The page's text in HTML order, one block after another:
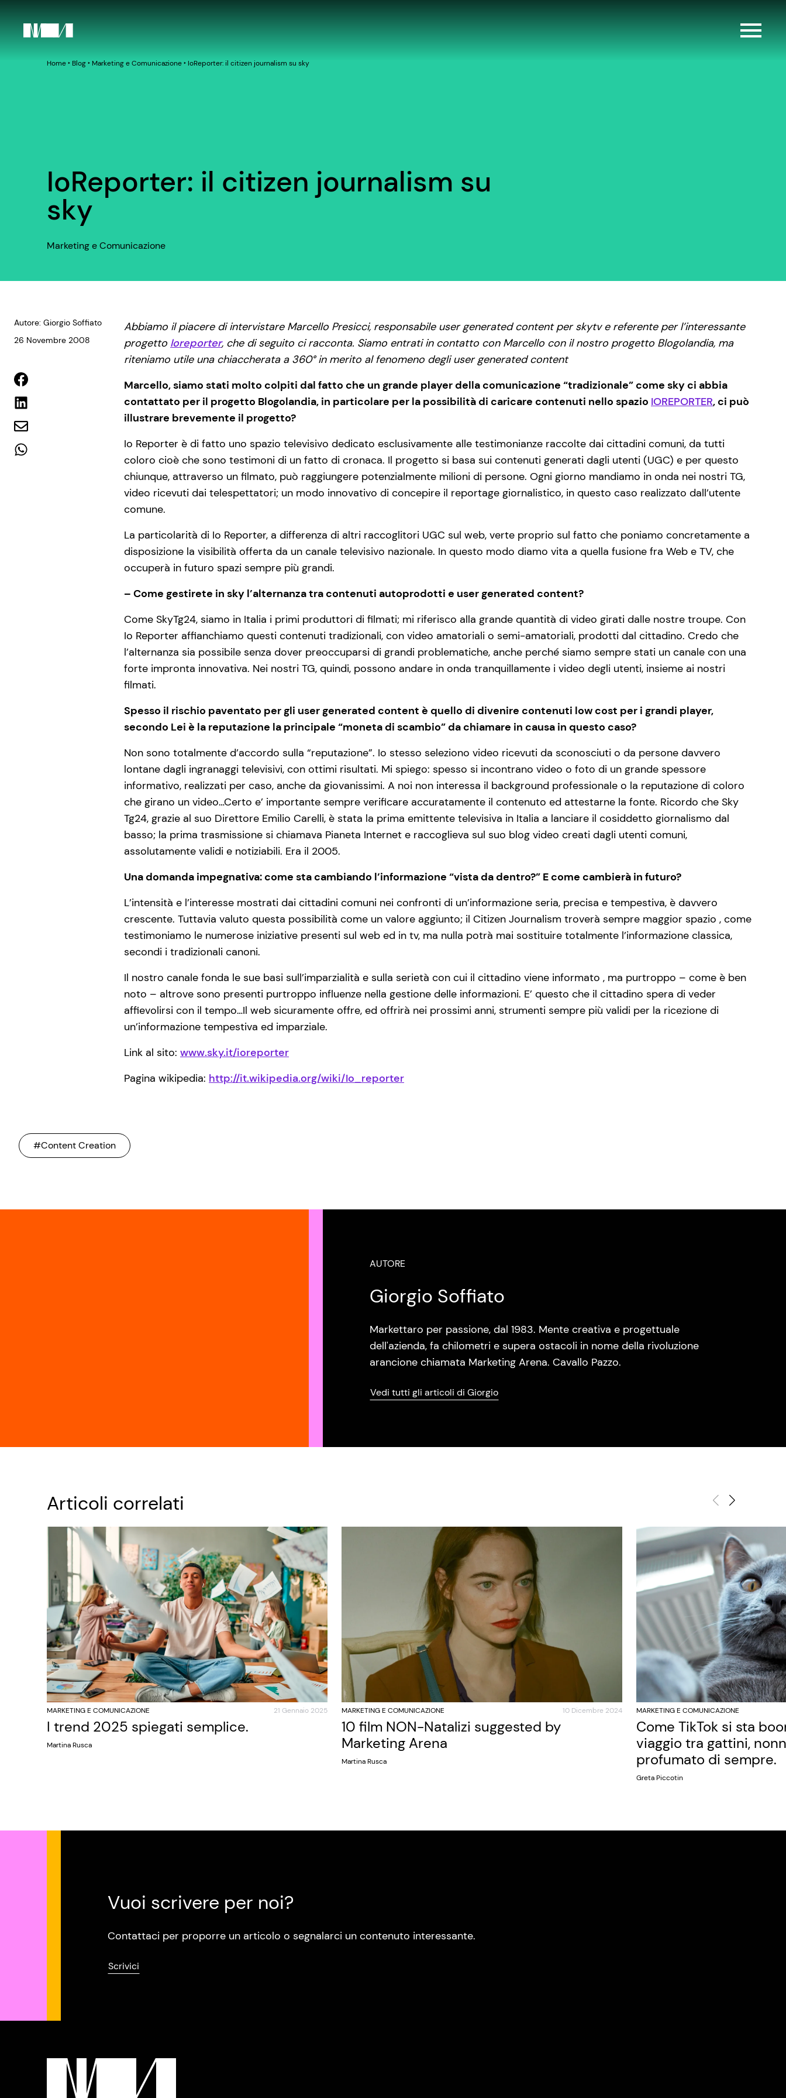
Home‣ Blog‣ Marketing e Comunicazione‣ IoReporter: il citizen journalism su sky
IoReporter: il citizen journalism su
sky
Marketing e Comunicazione
Autore: Giorgio Soffiato
26 Novembre 2008
Abbiamo il piacere di intervistare Marcello Presicci, responsabile user generated content per skytv e referente per l’interessante
progetto Ioreporter, che di seguito ci racconta. Siamo entrati in contatto con Marcello con il nostro progetto Blogolandia, ma
riteniamo utile una chiaccherata a 360° in merito al fenomeno degli user generated content
Marcello, siamo stati molto colpiti dal fatto che un grande player della comunicazione “tradizionale” come sky ci abbia
contattato per il progetto Blogolandia, in particolare per la possibilità di caricare contenuti nello spazio IOREPORTER, ci può
illustrare brevemente il progetto?
Io Reporter è di fatto uno spazio televisivo dedicato esclusivamente alle testimonianze raccolte dai cittadini comuni, da tutti
coloro cioè che sono testimoni di un fatto di cronaca. Il progetto si basa sui contenuti generati dagli utenti (UGC) e per questo
chiunque, attraverso un filmato, può raggiungere potenzialmente milioni di persone. Ogni giorno mandiamo in onda nei nostri TG,
video ricevuti dai telespettatori; un modo innovativo di concepire il reportage giornalistico, in questo caso realizzato dall’utente
comune.
La particolarità di Io Reporter, a differenza di altri raccoglitori UGC sul web, verte proprio sul fatto che poniamo concretamente a
disposizione la visibilità offerta da un canale televisivo nazionale. In questo modo diamo vita a quella fusione fra Web e TV, che
occuperà in futuro spazi sempre più grandi.
– Come gestirete in sky l’alternanza tra contenuti autoprodotti e user generated content?
Come SkyTg24, siamo in Italia i primi produttori di filmati; mi riferisco alla grande quantità di video girati dalle nostre troupe. Con
Io Reporter affianchiamo questi contenuti tradizionali, con video amatoriali o semi-amatoriali, prodotti dal cittadino. Credo che
l’alternanza sia possibile senza dover preoccuparsi di grandi problematiche, anche perché siamo sempre stati un canale con una
forte impronta innovativa. Nei nostri TG, quindi, possono andare in onda tranquillamente i video degli utenti, insieme ai nostri
filmati.
Spesso il rischio paventato per gli user generated content è quello di divenire contenuti low cost per i grandi player,
secondo Lei è la reputazione la principale “moneta di scambio” da chiamare in causa in questo caso?
Non sono totalmente d’accordo sulla “reputazione”. Io stesso seleziono video ricevuti da sconosciuti o da persone davvero
lontane dagli ingranaggi televisivi, con ottimi risultati. Mi spiego: spesso si incontrano video o foto di un grande spessore
informativo, realizzati per caso, anche da giovanissimi. A noi non interessa il background professionale o la reputazione di coloro
che girano un video…Certo e’ importante sempre verificare accuratamente il contenuto ed attestarne la fonte. Ricordo che Sky
Tg24, grazie al suo Direttore Emilio Carelli, è stata la prima emittente televisiva in Italia a lanciare il cosiddetto giornalismo dal
basso; la prima trasmissione si chiamava Pianeta Internet e raccoglieva sul suo blog video creati dagli utenti comuni,
assolutamente validi e notiziabili. Era il 2005.
Una domanda impegnativa: come sta cambiando l’informazione “vista da dentro?” E come cambierà in futuro?
L’intensità e l’interesse mostrati dai cittadini comuni nei confronti di un’informazione seria, precisa e tempestiva, è davvero
crescente. Tuttavia valuto questa possibilità come un valore aggiunto; il Citizen Journalism troverà sempre maggior spazio , come
testimoniamo le numerose iniziative presenti sul web ed in tv, ma nulla potrà mai sostituire totalmente l’informazione classica,
secondi i tradizionali canoni.
Il nostro canale fonda le sue basi sull’imparzialità e sulla serietà con cui il cittadino viene informato , ma purtroppo – come è ben
noto – altrove sono presenti purtroppo influenze nella gestione delle informazioni. E’ questo che il cittadino spera di veder
affievolirsi con il tempo…Il web sicuramente offre, ed offrirà nei prossimi anni, strumenti sempre più validi per la ricezione di
un’informazione tempestiva ed imparziale.
Link al sito: www.sky.it/ioreporter
Pagina wikipedia: http://it.wikipedia.org/wiki/Io_reporter
#Content Creation
AUTORE
Giorgio Soffiato
Markettaro per passione, dal 1983. Mente creativa e progettuale
dell'azienda, fa chilometri e supera ostacoli in nome della rivoluzione
arancione chiamata Marketing Arena. Cavallo Pazzo.
Vedi tutti gli articoli di Giorgio
Articoli correlati
MARKETING E COMUNICAZIONE 21 Gennaio 2025
I trend 2025 spiegati semplice.
Martina Rusca
MARKETING E COMUNICAZIONE 10 Dicembre 2024
10 film NON-Natalizi suggested by
Marketing Arena
Martina Rusca
MARKETING E COMUNICAZIONE
Come TikTok si sta
viaggio tra gattini,
profumato di sempre.
Greta Piccotin
Vuoi scrivere per noi?
Contattaci per proporre un articolo o segnalarci un contenuto interessante.
Scrivici